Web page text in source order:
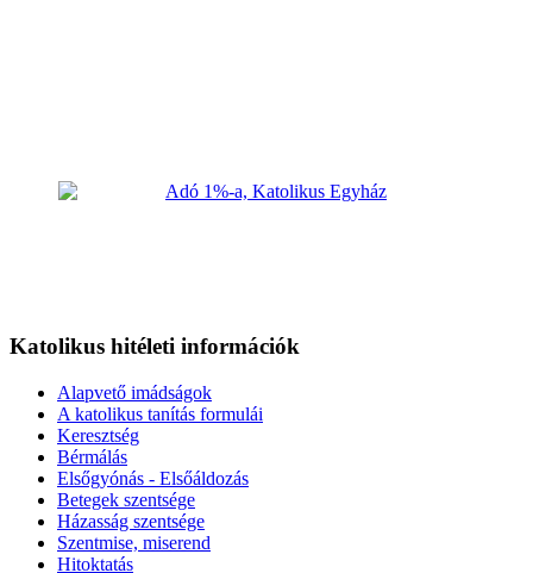
Katolikus hitéleti információk
Alapvető imádságok
A katolikus tanítás formulái
Keresztség
Bérmálás
Elsőgyónás - Elsőáldozás
Betegek szentsége
Házasság szentsége
Szentmise, miserend
Hitoktatás